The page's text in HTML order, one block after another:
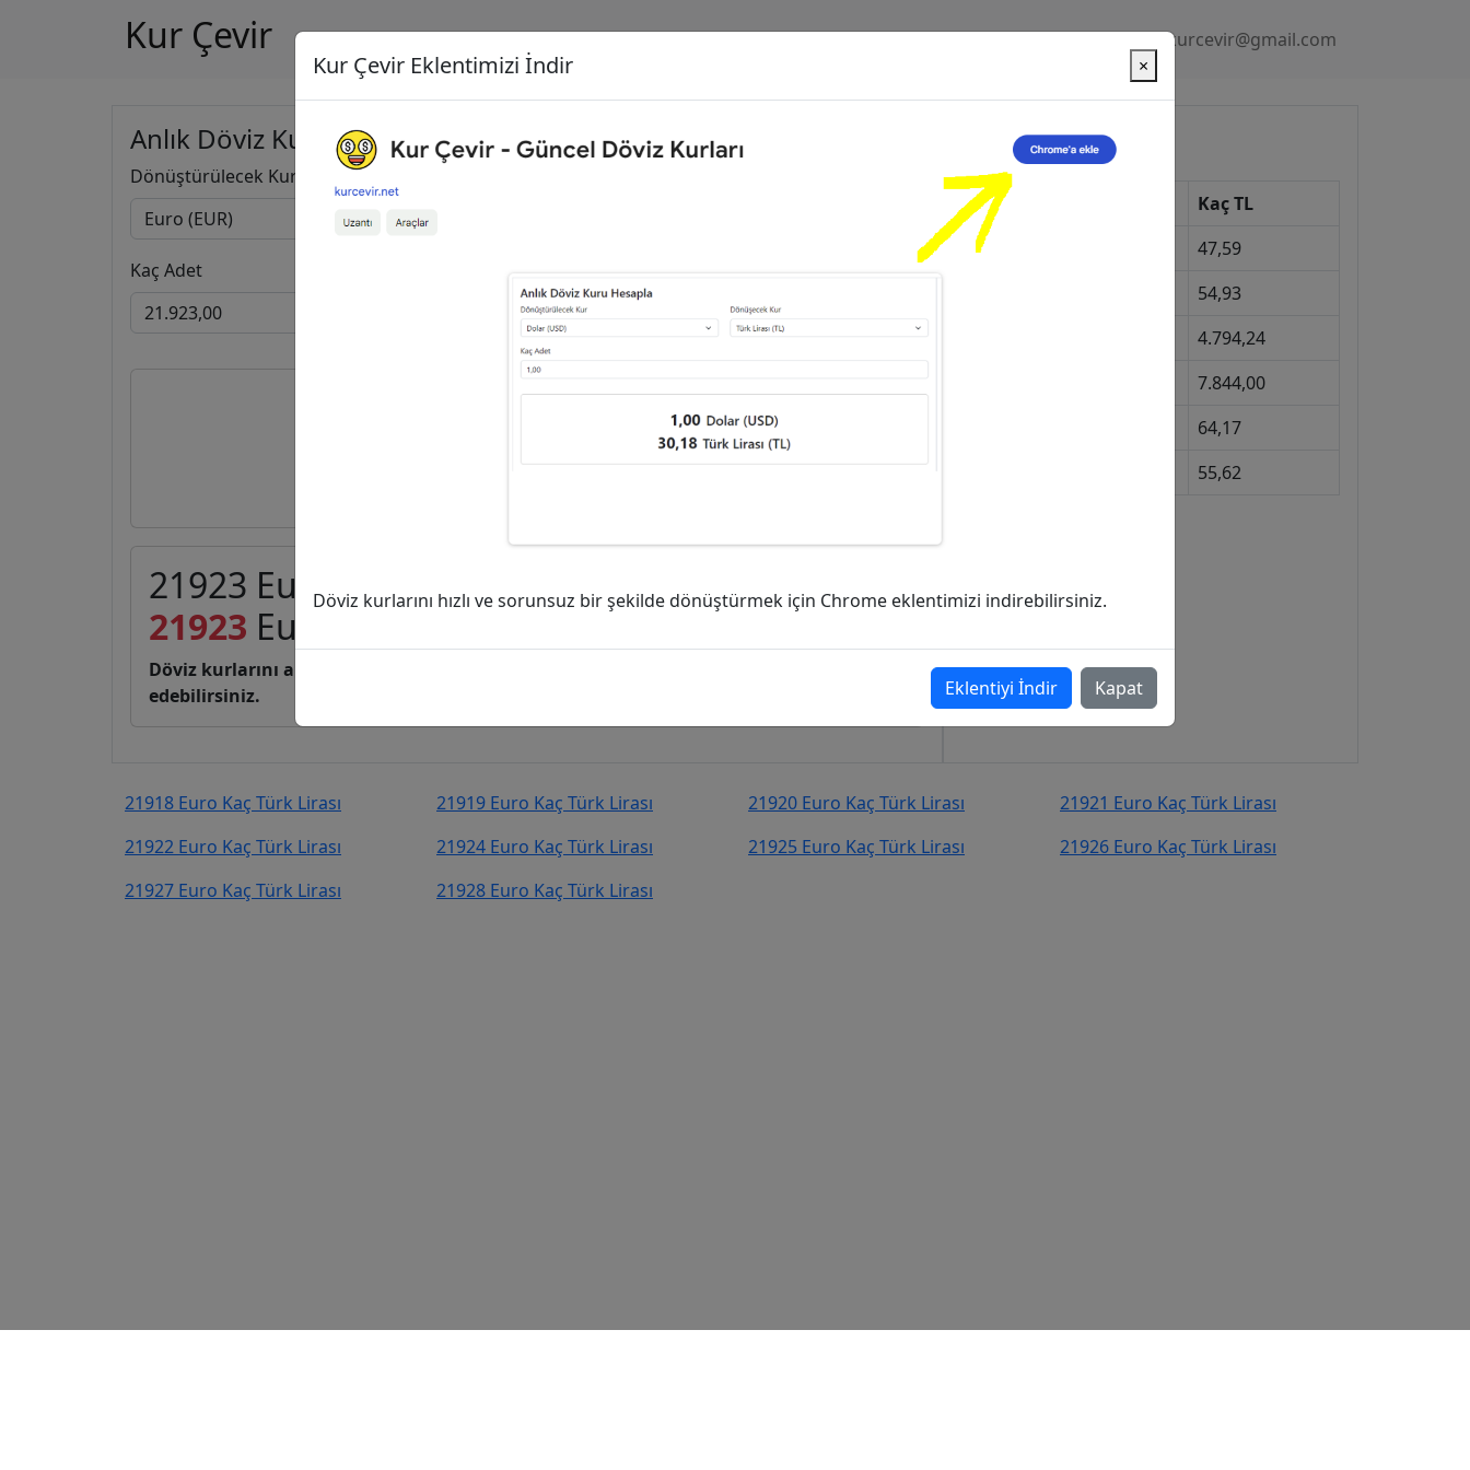
Kur Çevir Gizlilik Politikası kurcevir@gmail.com
Anlık Döviz Kuru Hesapla
Dönüştürülecek Kur
Kaç Adet
Euro (EUR)
21923 Euro (EUR) kaç Türk Lirası (TL)?
21923 Euro Türk Lirası (TL)
Döviz kurlarını anlık, canlı, basit bir şekilde kurcevir.net adresinden takip
edebilirsiniz.
Güncel Kurlar
Kur
Kaç TL
Dolar
47,59
54,93
4.794,24
7.844,00
64,17
55,62
21918 Euro Kaç Türk Lirası 21919 Euro Kaç Türk Lirası 21920 Euro Kaç Türk Lirası
21921 Euro Kaç Türk Lirası
21922 Euro Kaç Türk Lirası
21924 Euro Kaç Türk Lirası 21925 Euro Kaç Türk Lirası
21926 Euro Kaç Türk Lirası
21927 Euro Kaç Türk Lirası
21928 Euro Kaç Türk Lirası
Kur Çevir Eklentimizi İndir ×
Döviz kurlarını hızlı ve sorunsuz bir şekilde dönüştürmek için Chrome eklentimizi indirebilirsiniz.
Eklentiyi İndir Kapat